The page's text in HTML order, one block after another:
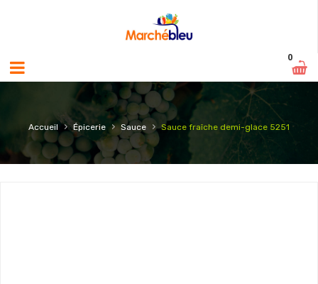
0
Accueil › Épicerie › Sauce › Sauce fraîche demi-glace 5251